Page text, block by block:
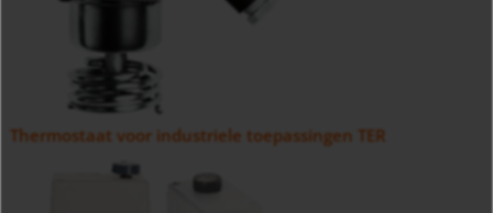
Thermostaat voor industriele toepassingen TER